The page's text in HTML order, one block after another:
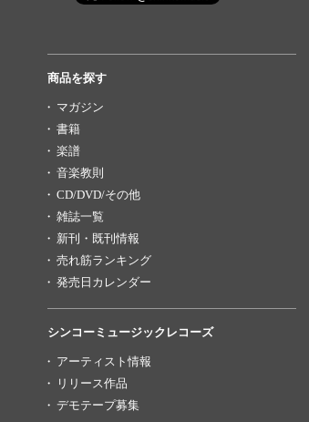
商品を探す
マガジン
書籍
楽譜
音楽教則
CD/DVD/その他
雑誌一覧
新刊・既刊情報
売れ筋ランキング
発売日カレンダー
シンコーミュージックレコーズ
アーティスト情報
リリース作品
デモテープ募集